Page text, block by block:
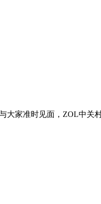
大家准时见面，ZOL中关